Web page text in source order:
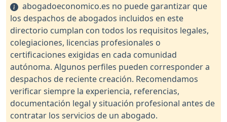
abogadoeconomico.es no puede garantizar que
los despachos de abogados incluidos en este
directorio cumplan con todos los requisitos legales,
colegiaciones, licencias profesionales o
certificaciones exigidas en cada comunidad
autónoma. Algunos perfiles pueden corresponder a
despachos de reciente creación. Recomendamos
verificar siempre la experiencia, referencias,
documentación legal y situación profesional antes de
contratar los servicios de un abogado.